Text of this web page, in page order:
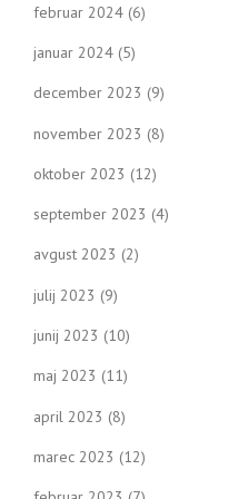
februar 2024 (6)
januar 2024 (5)
december 2023 (9)
november 2023 (8)
oktober 2023 (12)
september 2023 (4)
avgust 2023 (2)
julij 2023 (9)
junij 2023 (10)
maj 2023 (11)
april 2023 (8)
marec 2023 (12)